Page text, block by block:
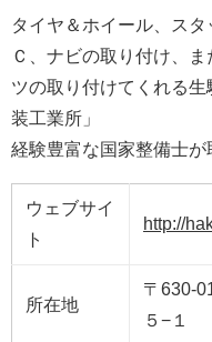
タイヤ＆ホイール、ス
Ｃ、ナビの取り付け、
ツの取り付けてくれる
装工業所」
経験豊富な国家整備士が
ウェブサイ
ト
http://
所在地
〒630-
５−１